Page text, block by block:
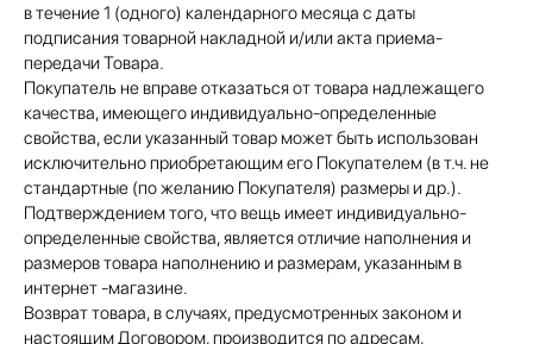
в течение 1 (одного) календарного месяца с даты
подписания товарной накладной и/или акта приема-
передачи Товара.
Покупатель не вправе отказаться от товара надлежащего
качества, имеющего индивидуально-определенные
свойства, если указанный товар может быть использован
исключительно приобретающим его Покупателем (в т.ч. не
стандартные (по желанию Покупателя) размеры и др.).
Подтверждением того, что вещь имеет индивидуально-
определенные свойства, является отличие наполнения и
размеров товара наполнению и размерам, указанным в
интернет -магазине.
Возврат товара, в случаях, предусмотренных законом и
настоящим Договором, производится по адресам,